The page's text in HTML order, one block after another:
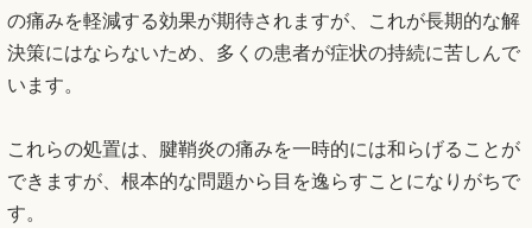
の痛みを軽減する効果が期待されますが、これが長期的な解
決策にはならないため、多くの患者が症状の持続に苦しんで
います。
これらの処置は、腱鞘炎の痛みを一時的には和らげることが
できますが、根本的な問題から目を逸らすことになりがちで
す。